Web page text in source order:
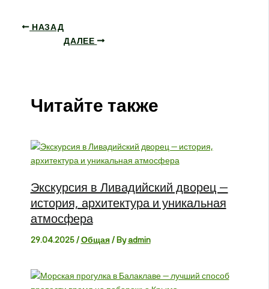
НАЗАД
ДАЛЕЕ
Читайте также
Экскурсия в Ливадийский дворец —
история, архитектура и уникальная
атмосфера
29.04.2025/Общая/ Byadmin